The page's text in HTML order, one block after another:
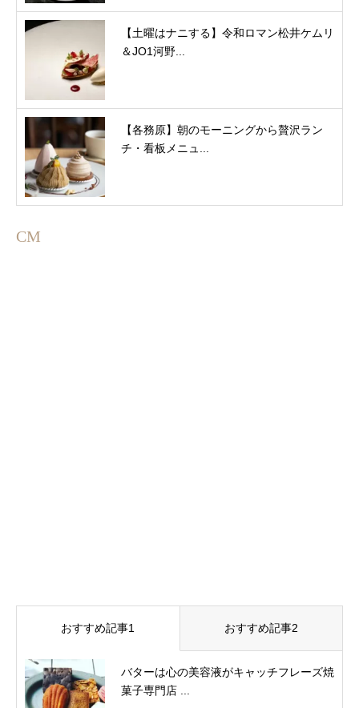
【土曜はナニする】令和ロマン松井ケムリ
＆JO1河野...
【各務原】朝のモーニングから贅沢ラン
チ・看板メニュ...
CM
おすすめ記事1 おすすめ記事2
バターは心の美容液がキャッチフレーズ焼
菓子専門店 ...